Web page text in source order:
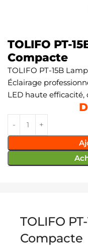
TOLIFO PT-
Compacte
TOLIFO PT-15B
Éclairage
LED haute efficacité,
TOLIFO
Compacte